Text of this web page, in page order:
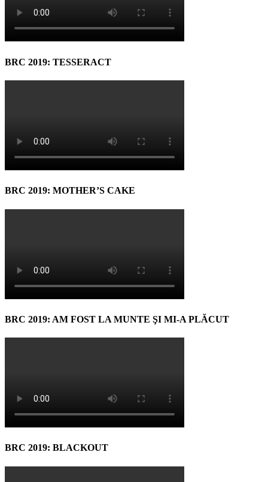
BRC 2019: TESSERACT
BRC 2019: MOTHER’S CAKE
BRC 2019: AM FOST LA MUNTE ŞI MI-A PLĂCUT
BRC 2019: BLACKOUT